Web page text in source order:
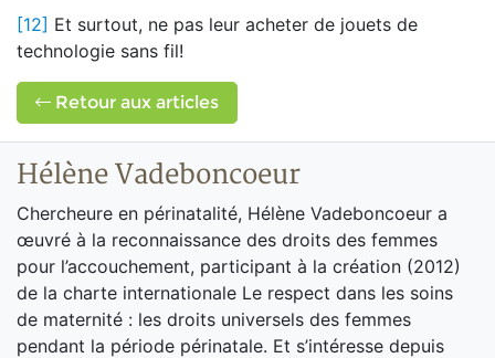
[12] Et surtout, ne pas leur acheter de jouets de
technologie sans fil!
Retour aux articles
Hélène Vadeboncoeur
Chercheure en périnatalité, Hélène Vadeboncoeur a
œuvré à la reconnaissance des droits des femmes
pour l’accouchement, participant à la création (2012)
de la charte internationale Le respect dans les soins
de maternité : les droits universels des femmes
pendant la période périnatale. Et s’intéresse depuis